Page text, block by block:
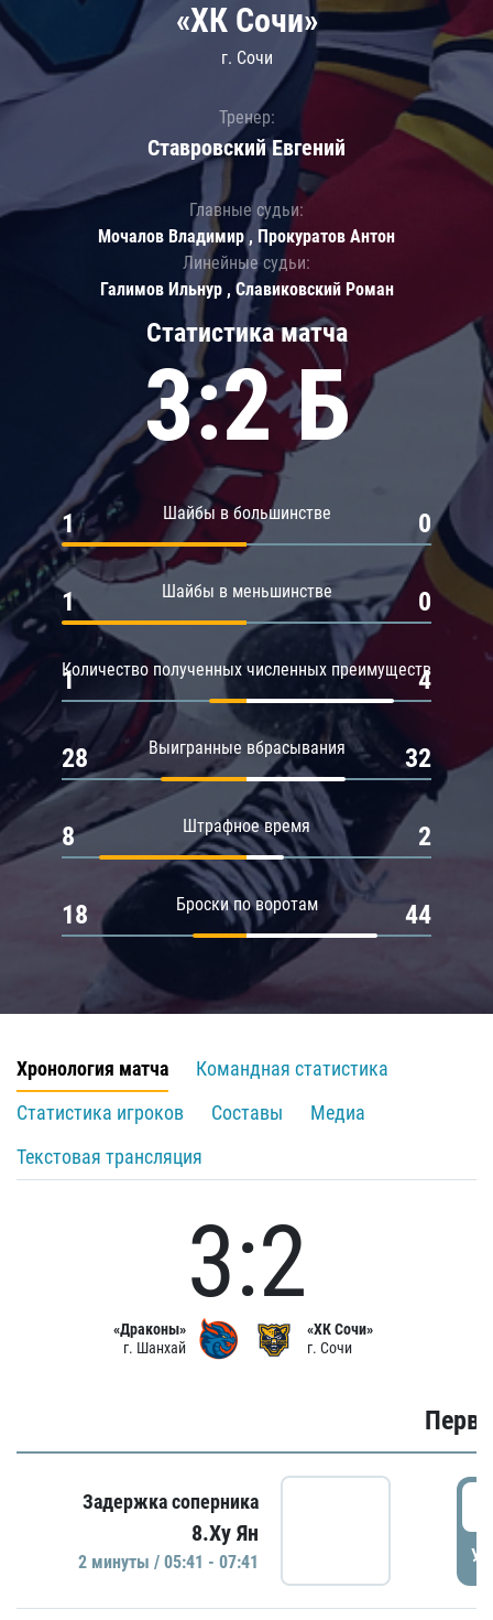
Статистика матча
3:2 Б
Шайбы в большинстве
1 0
Шайбы в меньшинстве
1 0
Количество полученных численных преимуществ
1 4
Выигранные вбрасывания
28 32
Штрафное время
8 2
Броски по воротам
18 44
«ХК Сочи»
г. Сочи
Тренер:
Ставровский Евгений
Главные судьи:
Мочалов Владимир , Прокуратов Антон
Линейные судьи:
Галимов Ильнур , Славиковский Роман
Хронология матча
Командная статистика
Статистика игроков
Составы
Медиа
Текстовая трансляция
«Драконы»
г. Шанхай
3:2
«ХК Сочи»
г. Сочи
Задержка соперника
8.Ху Ян
2 минуты / 05:41 - 07:41